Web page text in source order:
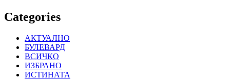
Categories
АКТУАЛНО
БУЛЕВАРД
ВСИЧКО
ИЗБРАНО
ИСТИНАТА